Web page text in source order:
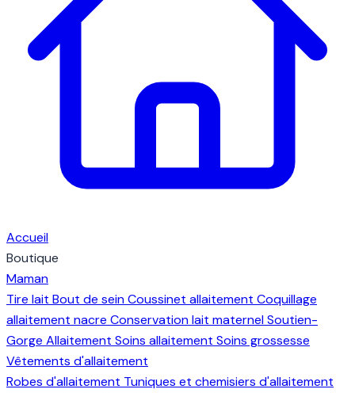
Accueil
Boutique
Maman
Tire lait Bout de seinCoussinet allaitement Coquillage
allaitement nacre Conservation lait maternelSoutien-
Gorge Allaitement Soins allaitement Soins grossesse
Vêtements d'allaitement
Robes d'allaitement Tuniques et chemisiers d'allaitement